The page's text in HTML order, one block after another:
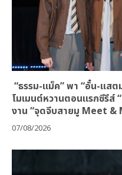
“ธรรม-แม็ค” พา “อั๋น-แส
โมเมนต์หวานตอนแรกซีรีส์
งาน “จุดจีบสายมู Meet
07/08/2026